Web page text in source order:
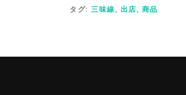
タグ: 三味線, 出店, 商品